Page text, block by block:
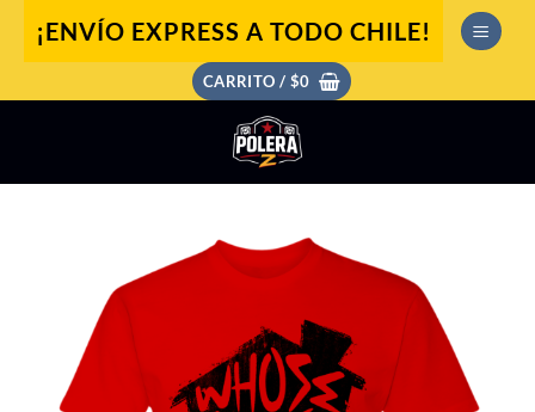
¡ENVÍO EXPRESS A TODO CHILE!
CARRITO / $0